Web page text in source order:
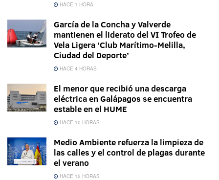
HACE 1 HORA
García de la Concha y Valverde
mantienen el liderato del VI Trofeo de
Vela Ligera ‘Club Marítimo-Melilla,
Ciudad del Deporte’
HACE 4 HORAS
El menor que recibió una descarga
eléctrica en Galápagos se encuentra
estable en el HUME
HACE 10 HORAS
Medio Ambiente refuerza la limpieza de
las calles y el control de plagas durante
el verano
HACE 12 HORAS